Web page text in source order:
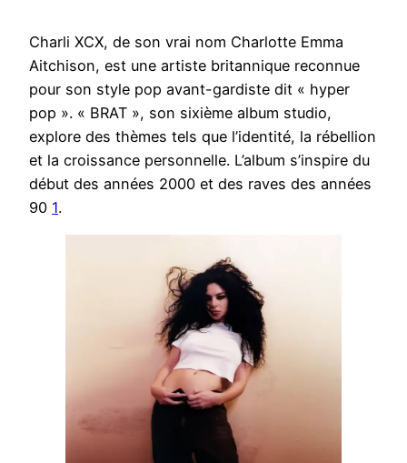
Charli XCX, de son vrai nom Charlotte Emma
Aitchison, est une artiste britannique reconnue
pour son style pop avant-gardiste dit « hyper
pop ». « BRAT », son sixième album studio,
explore des thèmes tels que l’identité, la rébellion
et la croissance personnelle. L’album s’inspire du
début des années 2000 et des raves des années
90 1.